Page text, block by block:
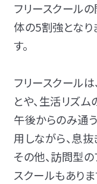
フリースクール
体の5割強となり
す。
フリースクール
とや、生活リズ
午後からのみ通
用しながら、息抜
その他、訪問型
スクールもありま